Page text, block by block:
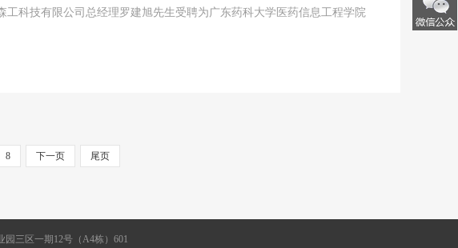
科技有限公司总经理罗建旭先生受聘为广东药科大学医药信息工程学院
8 下一页 尾页
园三区一期12号（A4栋）601